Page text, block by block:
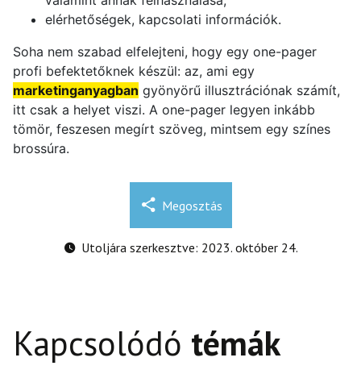
elérhetőségek, kapcsolati információk.
Soha nem szabad elfelejteni, hogy egy one-pager
profi befektetőknek készül: az, ami egy
marketinganyagban gyönyörű illusztrációnak számít,
itt csak a helyet viszi. A one-pager legyen inkább
tömör, feszesen megírt szöveg, mintsem egy színes
brossúra.
Megosztás
Utoljára szerkesztve: 2023. október 24.
Kapcsolódó témák